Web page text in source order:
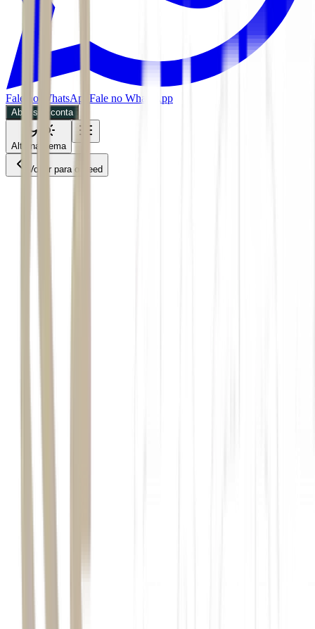
Fale no WhatsApp Fale no WhatsApp
Abra sua conta
Alternar tema
Voltar para o Feed